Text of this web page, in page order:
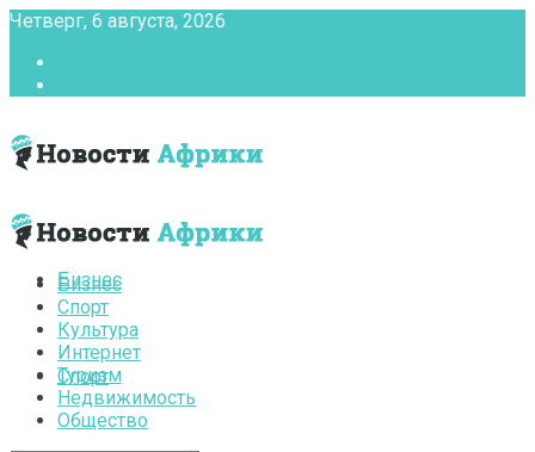
Четверг, 6 августа, 2026
Бизнес
Спорт
Бизнес
Спорт
Культура
Интернет
Туризм
Недвижимость
Общество